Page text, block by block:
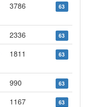
3786 63
2336 63
1811 63
990 63
1167 63